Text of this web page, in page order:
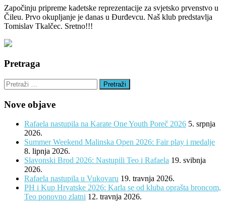
Započinju pripreme kadetske reprezentacije za svjetsko prvenstvo u
Čileu. Prvo okupljanje je danas u Đurđevcu. Naš klub predstavlja
Tomislav Tkalčec. Sretno!!!
Pretraga
Pretraži:
Nove objave
Rafaela nastupila na Karate One Youth Poreč 2026 5. srpnja
2026.
Summer Weekend Malinska Open 2026: Fair play i medalje
8. lipnja 2026.
Slavonski Brod 2026: Nastupili Teo i Rafaela 19. svibnja
2026.
Rafaela nastupila u Vukovaru 19. travnja 2026.
PH i Kup Hrvatske 2026: Karla se od kluba oprašta broncom,
Teo ponovno zlatni 12. travnja 2026.